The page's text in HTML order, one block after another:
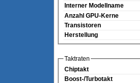
Interner Modellname
Anzahl GPU-Kerne
Transistoren
Herstellung
Taktraten
Chiptakt
Boost-/Turbotakt